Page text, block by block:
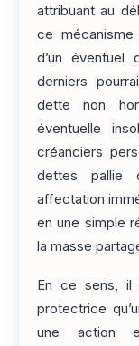
attribuant au
ce
d’un éventuel
derniers
dette non
éventuelle
créanciers
dettes pallie
affectation
en une simple
la masse
En ce sens, il
protectrice
une action